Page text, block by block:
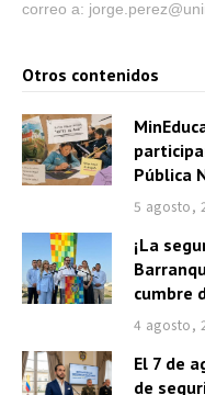
correo a:
Otros contenidos
Pública
5 agosto,
¡La
cumbre
4 agosto,
El 7 de
de